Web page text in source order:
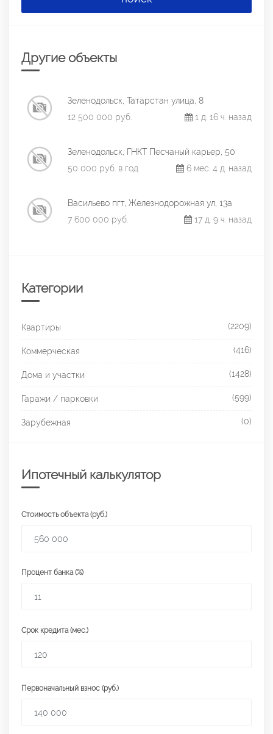
Другие объекты
Зеленодольск, Татарстан улица, 8
12 500 000 руб.
1 д. 16 ч. назад
Зеленодольск, ГНКТ Песчаный карьер, 50
50 000 руб. в год
6 мес. 4 д. назад
Васильево пгт, Железнодорожная ул, 13а
7 600 000 руб.
17 д. 9 ч. назад
Категории
Квартиры (2209)
Коммерческая (416)
Дома и участки (1428)
Гаражи / парковки (599)
Зарубежная (0)
Ипотечный калькулятор
Стоимость объекта (руб.)
Процент банка (%)
Срок кредита (мес.)
Первоначальный взнос (руб.)